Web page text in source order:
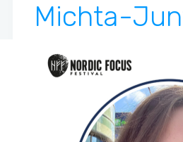
Michta-